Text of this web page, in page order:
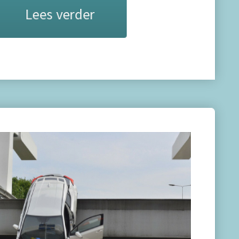
Lees verder